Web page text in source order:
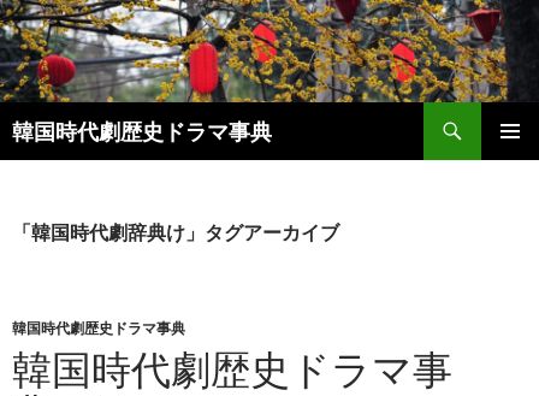
コ
ン
テ
ン
ツ
へ
韓国時代劇歴史ドラマ事典
検
索
「韓国時代劇辞典け」タグアーカイブ
韓国時代劇歴史ドラマ事典
韓国時代劇歴史ドラマ事